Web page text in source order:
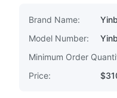
Brand Name:
Model Number:
Minimum Order
Price: